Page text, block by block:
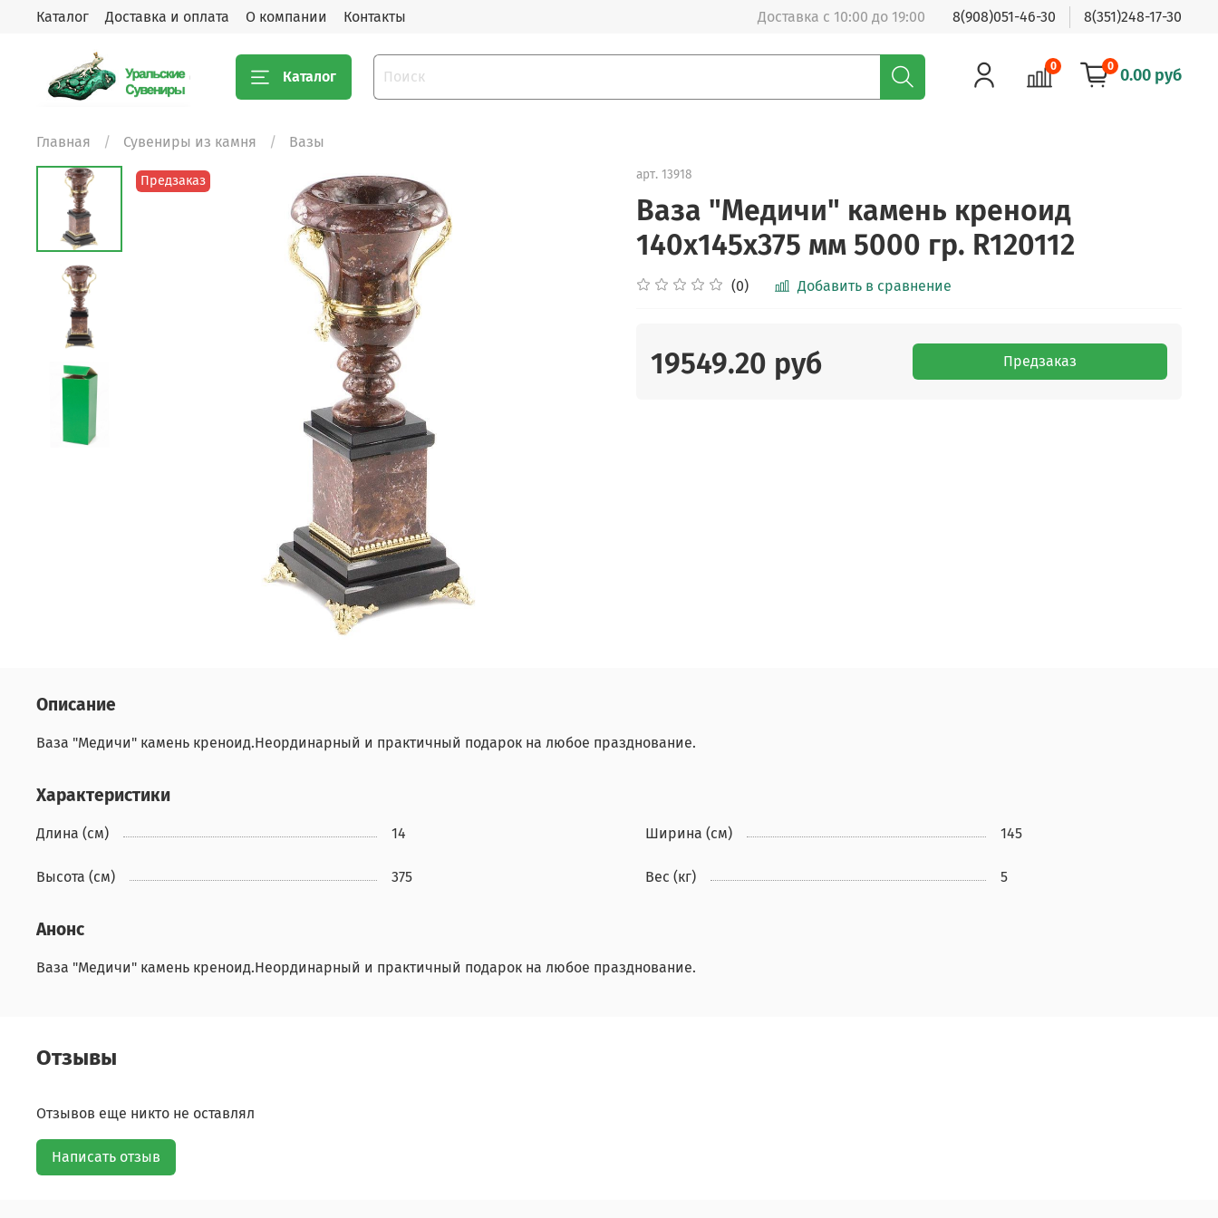
Каталог Доставка и оплата О компании Контакты Доставка с 10:00 до 19:00 8(908)051-46-30 8(351)248-17-30
Каталог
0 0 0.00 руб
Главная Сувениры из камня Вазы
Предзаказ арт. 13918
Ваза "Медичи" камень креноид
140х145х375 мм 5000 гр. R120112
(0) Добавить в сравнение
19549.20 руб Предзаказ
Описание
Ваза "Медичи" камень креноид.Неординарный и практичный подарок на любое празднование.
Характеристики
Длина (см) 14 Ширина (см) 145
Высота (см) 375 Вес (кг) 5
Анонс
Ваза "Медичи" камень креноид.Неординарный и практичный подарок на любое празднование.
Отзывы
Отзывов еще никто не оставлял
Написать отзыв